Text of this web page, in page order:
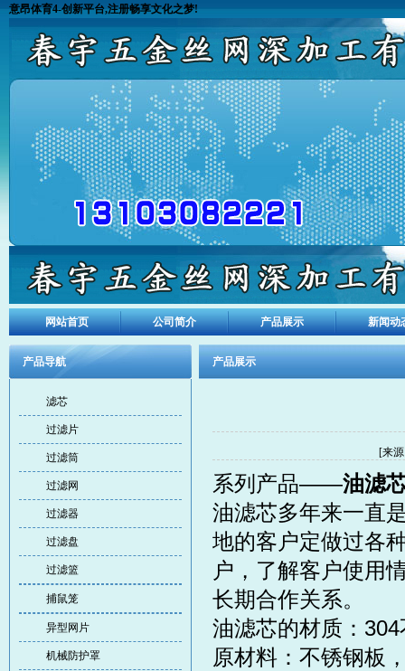
意昂体育4-创新平台,注册畅享文化之梦!
网站首页 公司简介 产品展示 新闻动
产品导航
滤芯
过滤片
过滤筒
过滤网
过滤器
过滤盘
过滤篮
捕鼠笼
异型网片
机械防护罩
产品展示
[来
系列产品——油滤
油滤芯多年来一直
地的客户定做过各
户，了解客户使用
长期合作关系。
油滤芯的材质：
原材料：不锈钢板